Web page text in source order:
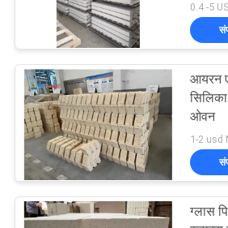
गोपनीयता
नीति
हाई एलुमिना
ब्रिक
0.4 -5
आयरन
ओवन
1-2 usd
ग्लास